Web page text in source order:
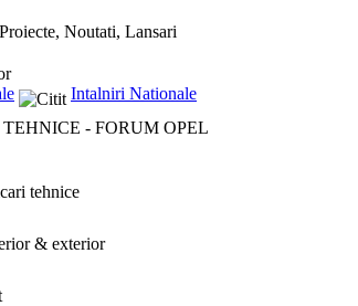
Noutati, Lansari
Intalniri Nationale
- FORUM OPEL
tehnice
& exterior